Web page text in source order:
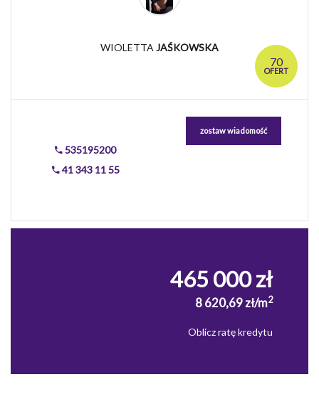
70
OFERT
WIOLETTA JAŚKOWSKA
535195200
41 343 11 55
zostaw wiadomość
465 000 zł
8 620,69 zł/m2
Oblicz ratę kredytu